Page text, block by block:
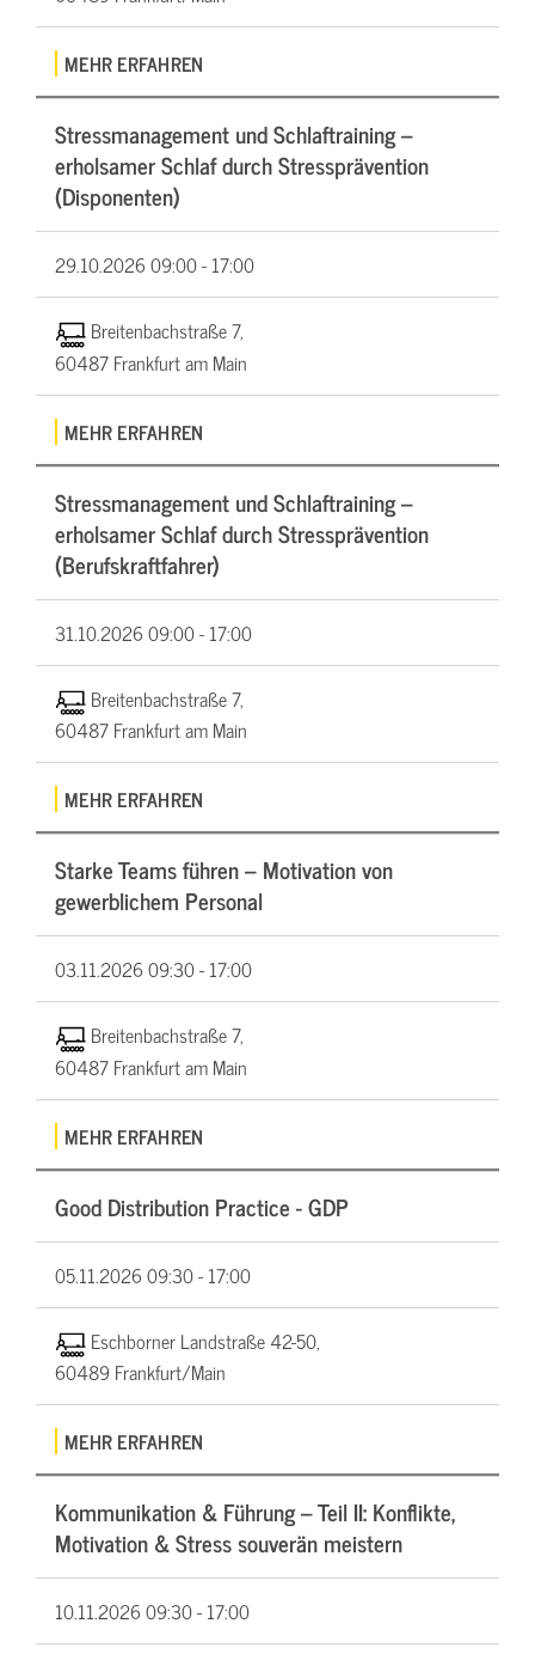
MEHR ERFAHREN
Stressmanagement und Schlaftraining –
erholsamer Schlaf durch Stressprävention
(Disponenten)
29.10.202609:00 - 17:00
Breitenbachstraße 7,
60487 Frankfurt am Main
MEHR ERFAHREN
Stressmanagement und Schlaftraining –
erholsamer Schlaf durch Stressprävention
(Berufskraftfahrer)
31.10.202609:00 - 17:00
Breitenbachstraße 7,
60487 Frankfurt am Main
MEHR ERFAHREN
Starke Teams führen – Motivation von
gewerblichem Personal
03.11.202609:30 - 17:00
Breitenbachstraße 7,
60487 Frankfurt am Main
MEHR ERFAHREN
Good Distribution Practice - GDP
05.11.202609:30 - 17:00
Eschborner Landstraße 42-50,
60489 Frankfurt/Main
MEHR ERFAHREN
Kommunikation & Führung – Teil II: Konflikte,
Motivation & Stress souverän meistern
10.11.202609:30 - 17:00